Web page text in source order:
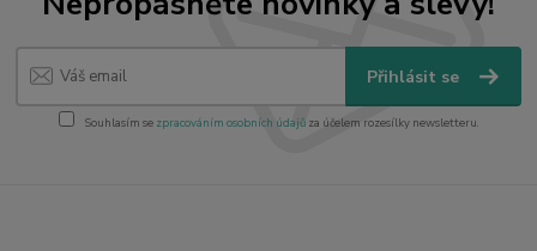
Přihlásit se
Souhlasím se zpracováním osobních údajůza účelem rozesílky newsletteru.